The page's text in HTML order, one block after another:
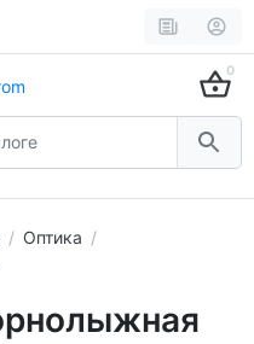
0
Оптика